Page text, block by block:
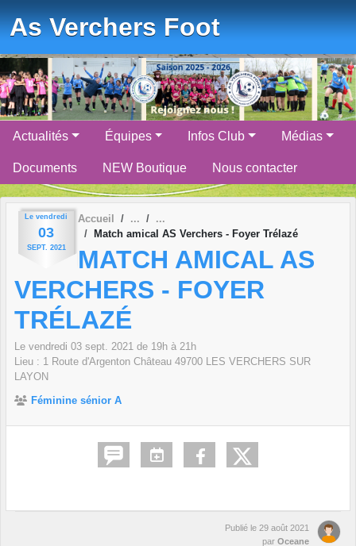
As Verchers Foot
Actualités Équipes Infos Club Médias
Documents NEW Boutique Nous contacter
Le vendredi
03
SEPT. 2021
Accueil
Match amical AS Verchers - Foyer Trélazé
MATCH AMICAL AS
VERCHERS - FOYER
TRÉLAZÉ
Le vendredi 03 sept. 2021 de 19h à 21h
Lieu : 1 Route d'Argenton Château 49700 LES VERCHERS SUR
LAYON
Féminine sénior A
Publié le 29 août 2021
par Oceane